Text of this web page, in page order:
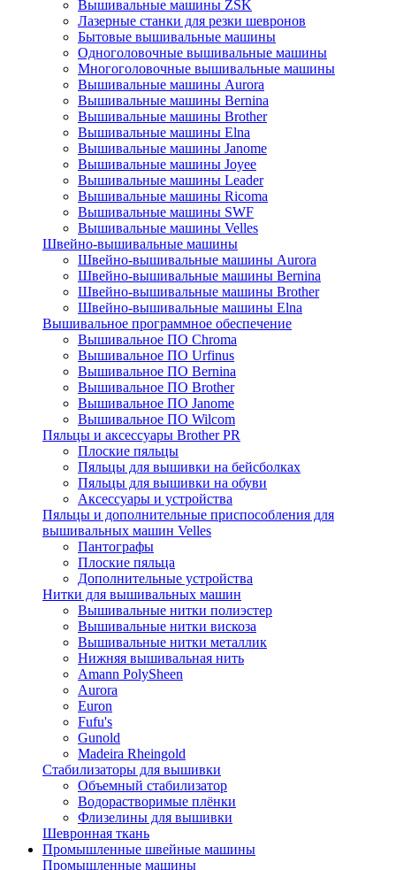
Вышивальные машины ZSK
Лазерные станки для резки шевронов
Бытовые вышивальные машины
Одноголовочные вышивальные машины
Многоголовочные вышивальные машины
Вышивальные машины Aurora
Вышивальные машины Bernina
Вышивальные машины Brother
Вышивальные машины Elna
Вышивальные машины Janome
Вышивальные машины Joyee
Вышивальные машины Leader
Вышивальные машины Ricoma
Вышивальные машины SWF
Вышивальные машины Velles
Швейно-вышивальные машины
Швейно-вышивальные машины Aurora
Швейно-вышивальные машины Bernina
Швейно-вышивальные машины Brother
Швейно-вышивальные машины Elna
Вышивальное программное обеспечение
Вышивальное ПО Chroma
Вышивальное ПО Urfinus
Вышивальное ПО Bernina
Вышивальное ПО Brother
Вышивальное ПО Janome
Вышивальное ПО Wilcom
Пяльцы и аксессуары Brother PR
Плоские пяльцы
Пяльцы для вышивки на бейсболках
Пяльцы для вышивки на обуви
Аксессуары и устройства
Пяльцы и дополнительные приспособления для
вышивальных машин Velles
Пантографы
Плоские пяльца
Дополнительные устройства
Нитки для вышивальных машин
Вышивальные нитки полиэстер
Вышивальные нитки вискоза
Вышивальные нитки металлик
Нижняя вышивальная нить
Amann PolySheen
Aurora
Euron
Fufu's
Gunold
Madeira Rheingold
Стабилизаторы для вышивки
Объемный стабилизатор
Водорастворимые плёнки
Флизелины для вышивки
Шевронная ткань
Промышленные швейные машины
Промышленные машины